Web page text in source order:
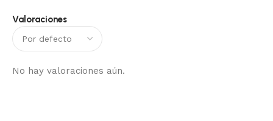
Valoraciones
No hay valoraciones aún.